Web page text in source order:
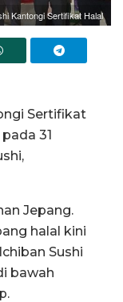
Kantongi Sertifikat Halal
Sertifikat
31
Jepang.
halal kini
Sushi
bawah